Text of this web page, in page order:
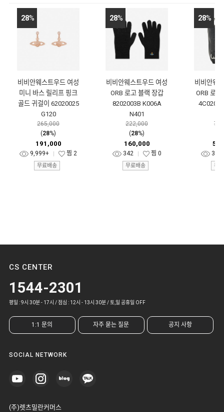
28%
비비안웨스트우드 여성
미니 바스 릴리프 핑크
골드 귀걸이 62020025
G120
265,000
(28%)
191,000
9,999+ 찜 2
무료배송
28%
비비안웨스트우드 여성
ORB 로고 블랙 장갑
8202003B K006A
N401
222,000
(28%)
160,000
342 찜 0
무료배송
28%
비비안웨
ORB 로고
324
무
CS CENTER
1544-2301
평일 : 9시 30분 - 17시 / 점심 : 12시 - 13시 30분 / 토,일 공휴일 OFF
1:1 문의 자주 묻는 질문 공지 사항
SOCIAL NETWORK
(주)렛츠밀란커머스